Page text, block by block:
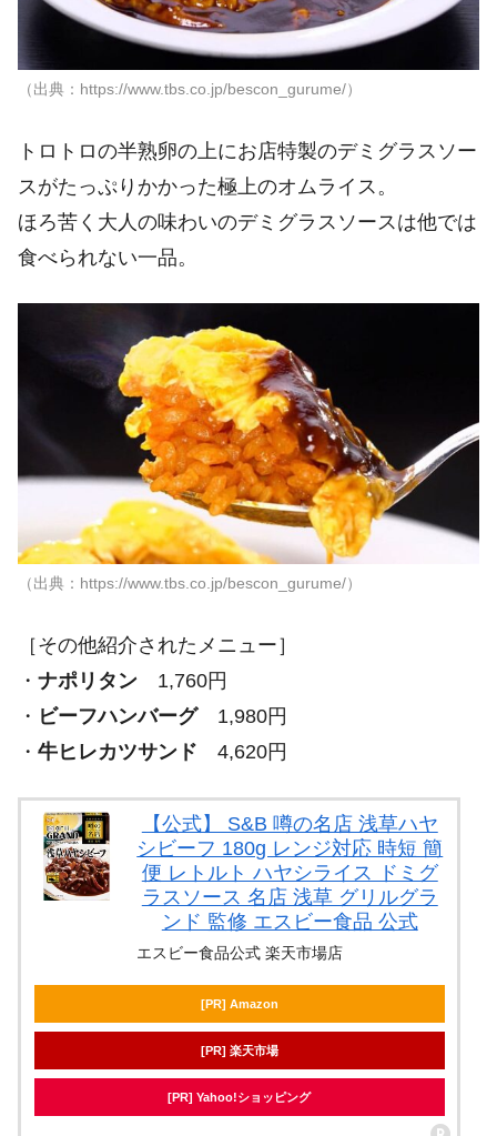
（出典：https://www.tbs.co.jp/bescon_gurume/）
トロトロの半熟卵の上にお店特製のデミグラスソー
スがたっぷりかかった極上のオムライス。
ほろ苦く大人の味わいのデミグラスソースは他では
食べられない一品。
（出典：https://www.tbs.co.jp/bescon_gurume/）
［その他紹介されたメニュー］
・ ナポリタン 1,760円
・ ビーフハンバーグ1,980円
・ 牛ヒレカツサンド 4,620円
【公式】 S&B 噂の名店 浅草ハヤ
シビーフ 180g レンジ対応 時短 簡
便 レトルト ハヤシライス ドミグ
ラスソース 名店 浅草 グリルグラ
ンド 監修 エスビー食品 公式
エスビー食品公式 楽天市場店
[PR] Amazon
[PR] 楽天市場
[PR] Yahoo!ショッピング